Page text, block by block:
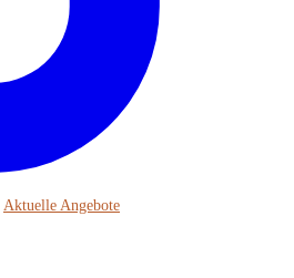
Aktuelle Angebote